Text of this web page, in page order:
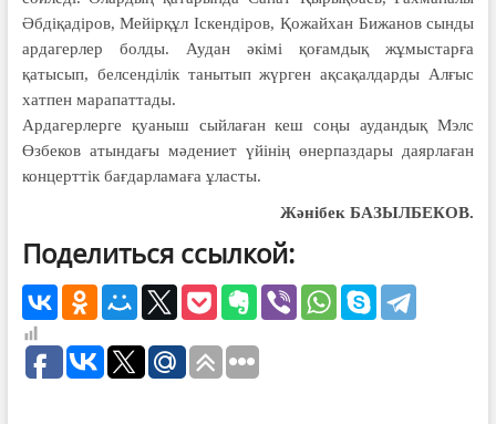
Әбдіқадіров, Мейірқұл Іскендіров, Қожайхан Бижанов сынды
ардагерлер болды. Аудан әкімі қоғамдық жұмыстарға
қатысып, белсенділік танытып жүрген ақсақалдарды Алғыс
хатпен марапаттады.
Ардагерлерге қуаныш сыйлаған кеш соңы аудандық Мэлс
Өзбеков атындағы мәдениет үйінің өнерпаздары даярлаған
концерттік бағдарламаға ұласты.
Жәнібек БАЗЫЛБЕКОВ.
Поделиться ссылкой: